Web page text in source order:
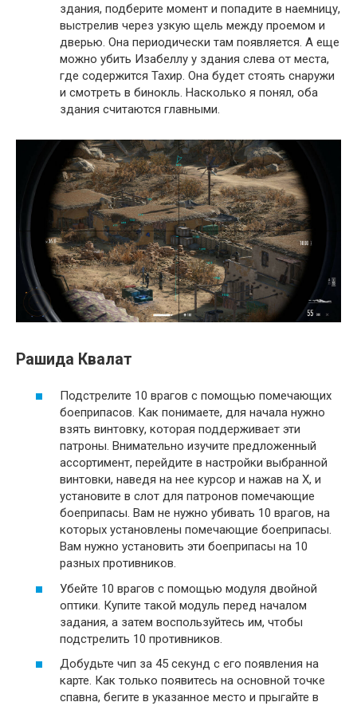
здания, подберите момент и попадите в наемницу,
выстрелив через узкую щель между проемом и
дверью. Она периодически там появляется. А еще
можно убить Изабеллу у здания слева от места,
где содержится Тахир. Она будет стоять снаружи
и смотреть в бинокль. Насколько я понял, оба
здания считаются главными.
Рашида Квалат
Подстрелите 10 врагов с помощью помечающих
боеприпасов. Как понимаете, для начала нужно
взять винтовку, которая поддерживает эти
патроны. Внимательно изучите предложенный
ассортимент, перейдите в настройки выбранной
винтовки, наведя на нее курсор и нажав на X, и
установите в слот для патронов помечающие
боеприпасы. Вам не нужно убивать 10 врагов, на
которых установлены помечающие боеприпасы.
Вам нужно установить эти боеприпасы на 10
разных противников.
Убейте 10 врагов с помощью модуля двойной
оптики. Купите такой модуль перед началом
задания, а затем воспользуйтесь им, чтобы
подстрелить 10 противников.
Добудьте чип за 45 секунд с его появления на
карте. Как только появитесь на основной точке
спавна, бегите в указанное место и прыгайте в